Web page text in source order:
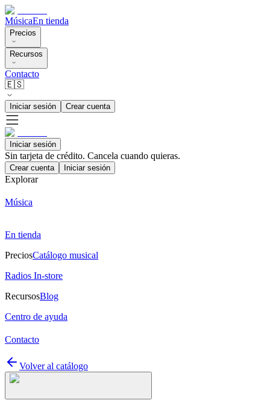
MúsicaEn tienda
Precios
Recursos
Contacto
🇪🇸
Iniciar sesión Crear cuenta
Iniciar sesión
Sin tarjeta de crédito. Cancela cuando quieras.
Crear cuenta Iniciar sesión
Explorar
Música
En tienda
PreciosCatálogo musical
Radios In-store
RecursosBlog
Centro de ayuda
Contacto
Volver al catálogo